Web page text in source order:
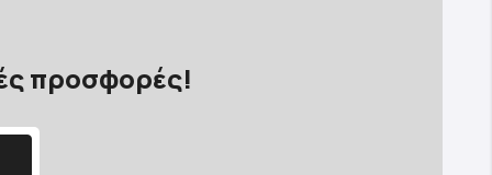
προσφορές!